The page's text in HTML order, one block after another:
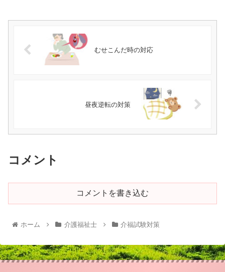
むせこんだ時の対応
昼夜逆転の対策
コメント
コメントを書き込む
ホーム 介護福祉士 介福試験対策